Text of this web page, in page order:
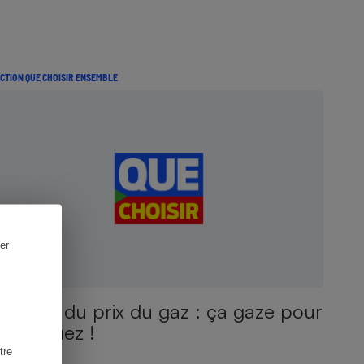
QUE CHOISIR ENSEMBLE
Hausse du prix du gaz : ça gaze pour
GDF-Suez !